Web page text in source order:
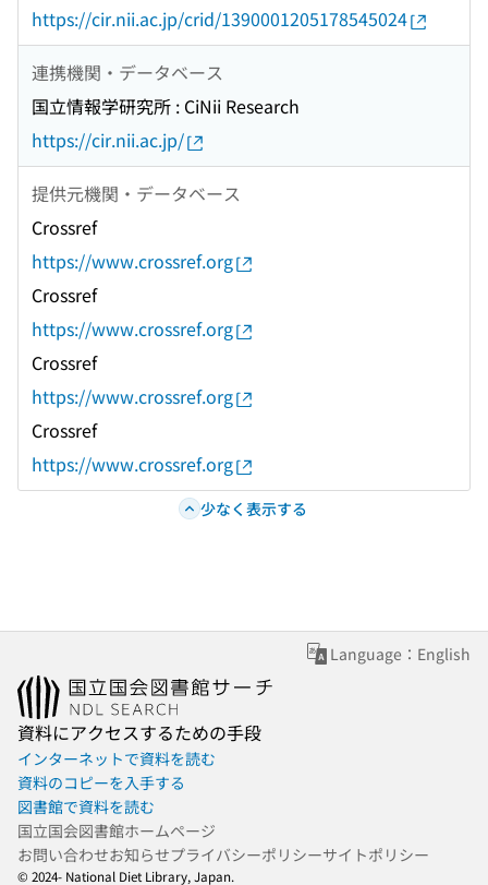
https://cir.nii.ac.jp/crid/1390001205178545024
連携機関・データベース
国立情報学研究所 : CiNii Research
https://cir.nii.ac.jp/
提供元機関・データベース
Crossref
https://www.crossref.org
Crossref
https://www.crossref.org
Crossref
https://www.crossref.org
Crossref
https://www.crossref.org
少なく表示する
Language：English
資料にアクセスするための手段
インターネットで資料を読む
資料のコピーを入手する
図書館で資料を読む
国立国会図書館ホームページ
お問い合わせお知らせプライバシーポリシーサイトポリシー
© 2024- National Diet Library, Japan.